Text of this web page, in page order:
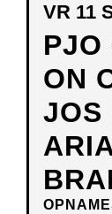
PJO
ON
JOS
VR 11